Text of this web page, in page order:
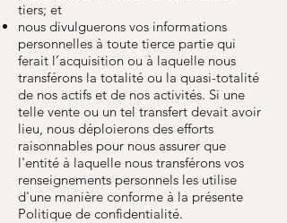
tiers; et
nous divulguerons vos informations
personnelles à toute tierce partie qui
ferait l’acquisition ou à laquelle nous
transférons la totalité ou la quasi-totalité
de nos actifs et de nos activités. Si une
telle vente ou un tel transfert devait avoir
lieu, nous déploierons des efforts
raisonnables pour nous assurer que
l'entité à laquelle nous transférons vos
renseignements personnels les utilise
d'une manière conforme à la présente
Politique de confidentialité.